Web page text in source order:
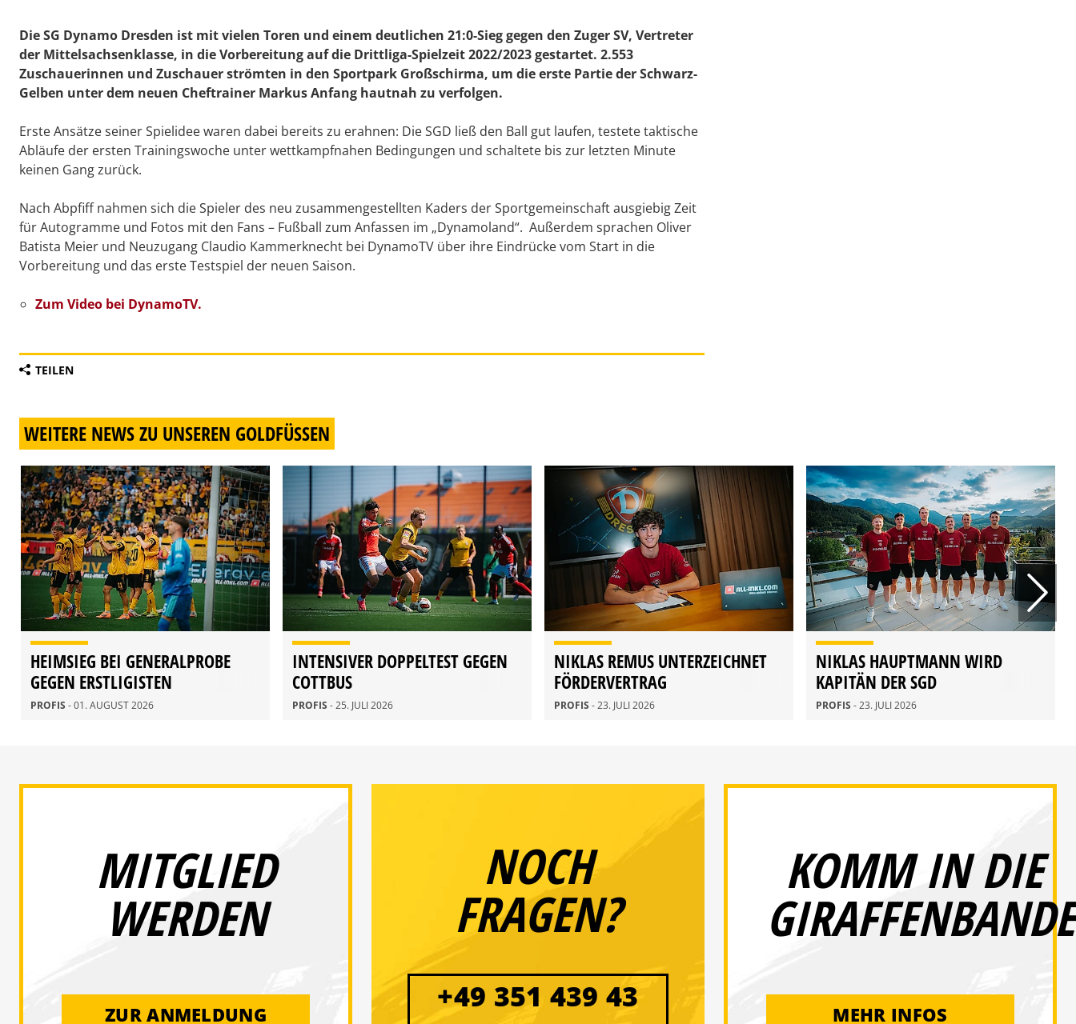
Die SG Dynamo Dresden ist mit vielen Toren und einem deutlichen 21:0-Sieg gegen den Zuger SV, Vertreter
der Mittelsachsenklasse, in die Vorbereitung auf die Drittliga-Spielzeit 2022/2023 gestartet. 2.553
Zuschauerinnen und Zuschauer strömten in den Sportpark Großschirma, um die erste Partie der Schwarz-
Gelben unter dem neuen Cheftrainer Markus Anfang hautnah zu verfolgen.
Erste Ansätze seiner Spielidee waren dabei bereits zu erahnen: Die SGD ließ den Ball gut laufen, testete taktische
Abläufe der ersten Trainingswoche unter wettkampfnahen Bedingungen und schaltete bis zur letzten Minute
keinen Gang zurück.
Nach Abpfiff nahmen sich die Spieler des neu zusammengestellten Kaders der Sportgemeinschaft ausgiebig Zeit
für Autogramme und Fotos mit den Fans – Fußball zum Anfassen im „Dynamoland“. Außerdem sprachen Oliver
Batista Meier und Neuzugang Claudio Kammerknecht bei DynamoTV über ihre Eindrücke vom Start in die
Vorbereitung und das erste Testspiel der neuen Saison.
Zum Video bei DynamoTV.
TEILEN
WEITERE NEWS ZU UNSEREN GOLDFÜSSEN
HEIMSIEG BEI GENERALPROBE
GEGEN ERSTLIGISTEN
PROFIS - 01. AUGUST 2026
INTENSIVER DOPPELTEST GEGEN
COTTBUS
PROFIS - 25. JULI 2026
NIKLAS REMUS UNTERZEICHNET
FÖRDERVERTRAG
PROFIS - 23. JULI 2026
NIKLAS HAUPTMANN WIRD
KAPITÄN DER SGD
PROFIS - 23. JULI 2026
MITGLIED
WERDEN
ZUR ANMELDUNG
NOCH
FRAGEN?
+49 351 439 43
KOMM IN DIE
GIRAFFENBANDE
MEHR INFOS